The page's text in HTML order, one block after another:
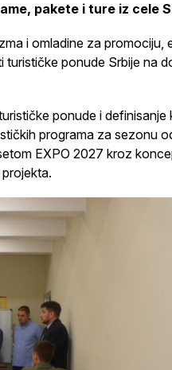
pakete i ture iz cele
i omladine za promociju,
ponude Srbije na
ponude i
programa za sezonu
EXPO 2027 kroz